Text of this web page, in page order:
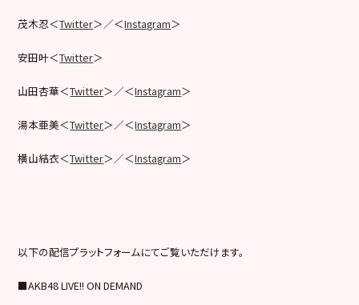
茂木忍＜Twitter＞／＜Instagram＞
安田叶＜Twitter＞
山田杏華＜Twitter＞／＜Instagram＞
湯本亜美＜Twitter＞／＜Instagram＞
横山結衣＜Twitter＞／＜Instagram＞
以下の配信プラットフォームにてご覧いただけます。
■AKB48 LIVE!! ON DEMAND